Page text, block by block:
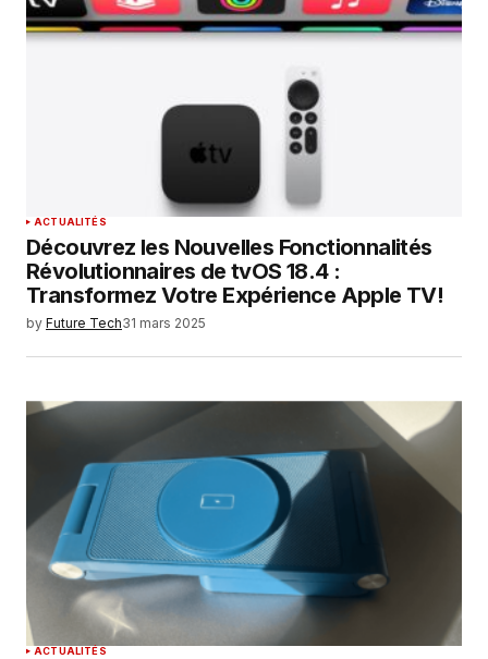
ACTUALITÉS
Découvrez les Nouvelles Fonctionnalités
Révolutionnaires de tvOS 18.4 :
Transformez Votre Expérience Apple TV!
by Future Tech31 mars 2025
ACTUALITÉS